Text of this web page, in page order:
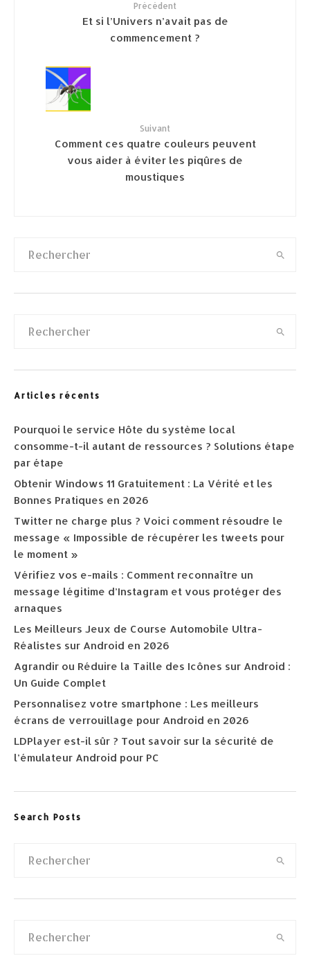
Précédent
Et si l’Univers n’avait pas de
commencement ?
Suivant
Comment ces quatre couleurs peuvent
vous aider à éviter les piqûres de
moustiques
Articles récents
Pourquoi le service Hôte du système local
consomme-t-il autant de ressources ? Solutions étape
par étape
Obtenir Windows 11 Gratuitement : La Vérité et les
Bonnes Pratiques en 2026
Twitter ne charge plus ? Voici comment résoudre le
message « Impossible de récupérer les tweets pour
le moment »
Vérifiez vos e-mails : Comment reconnaître un
message légitime d’Instagram et vous protéger des
arnaques
Les Meilleurs Jeux de Course Automobile Ultra-
Réalistes sur Android en 2026
Agrandir ou Réduire la Taille des Icônes sur Android :
Un Guide Complet
Personnalisez votre smartphone : Les meilleurs
écrans de verrouillage pour Android en 2026
LDPlayer est-il sûr ? Tout savoir sur la sécurité de
l’émulateur Android pour PC
Search Posts